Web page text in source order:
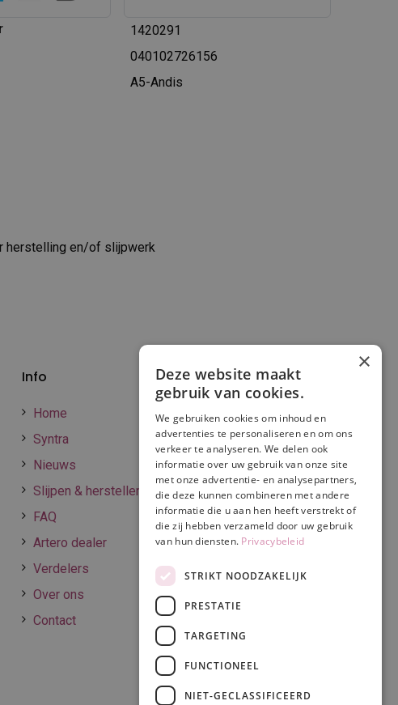
1420291
040102726156
A5-Andis
herstelling en/of slijpwerk
Info
Home
Syntra
Nieuws
Slijpen & herstellen
FAQ
Artero dealer
Verdelers
Over ons
Contact
Verzenden en
betalen
Online betalen
Retourneren
Algemene
voorwaarden
Privacy & Cookie
policy
Disclaimer
×
Deze website maakt
gebruik van cookies.
We gebruiken cookies om inhoud en
advertenties te personaliseren en om ons
verkeer te analyseren. We delen ook
informatie over uw gebruik van onze site
met onze advertentie- en analysepartners,
die deze kunnen combineren met andere
informatie die u aan hen heeft verstrekt of
die zij hebben verzameld door uw gebruik
van hun diensten. Privacybeleid
STRIKT NOODZAKELIJK
PRESTATIE
TARGETING
FUNCTIONEEL
NIET-GECLASSIFICEERD